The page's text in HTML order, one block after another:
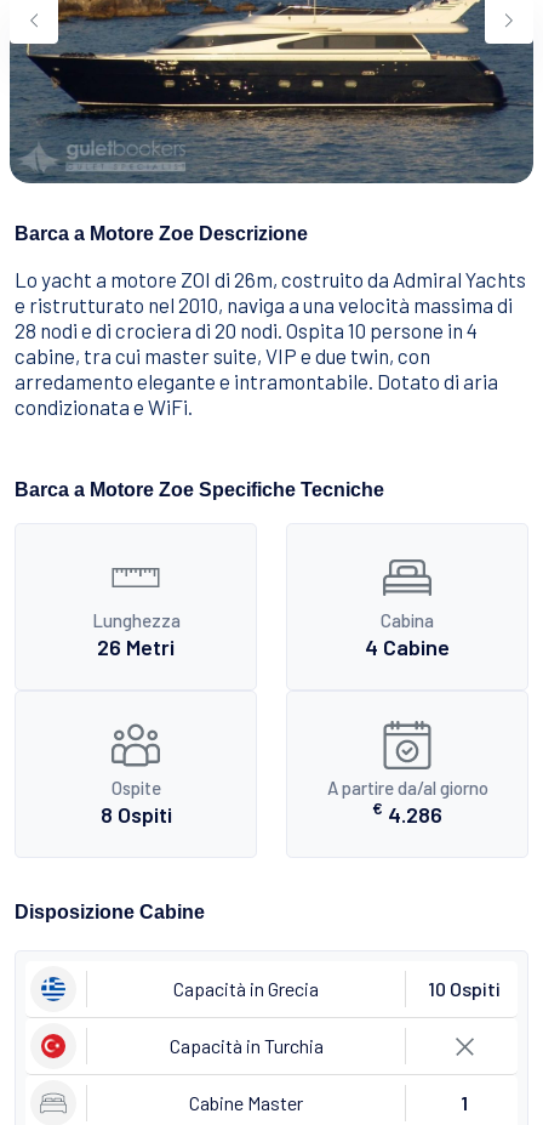
Cibo E Bevande
Come Prenotare
Termini e Condizioni
Contattaci
Barca a Motore Zoe Descrizione
Lo yacht a motore ZOI di 26m, costruito da Admiral Yachts
e ristrutturato nel 2010, naviga a una velocità massima di
28 nodi e di crociera di 20 nodi. Ospita 10 persone in 4
cabine, tra cui master suite, VIP e due twin, con
arredamento elegante e intramontabile. Dotato di aria
condizionata e WiFi.
Barca a Motore Zoe Specifiche Tecniche
Lunghezza
26 Metri
Cabina
4 Cabine
Ospite
8 Ospiti
A partire da/al giorno
€ 4.286
Disposizione Cabine
Capacità in Grecia 10 Ospiti
Capacità in Turchia
Cabine Master 1